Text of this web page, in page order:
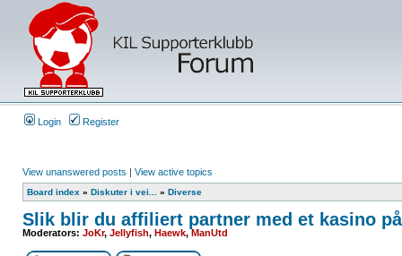
Login Register
View unanswered posts | View active topics
Board index » Diskuter i vei... » Diverse
Slik blir du affiliert partner med et kasino
Moderators: JoKr, Jellyfish, Haewk,ManUtd